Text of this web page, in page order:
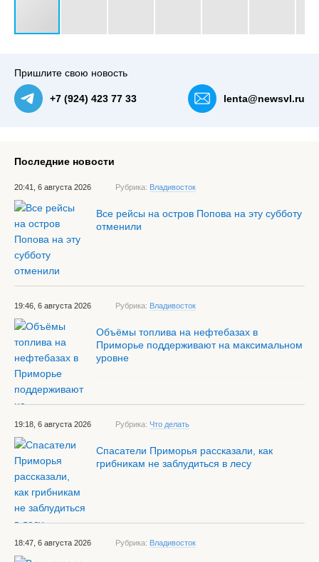
Пришлите свою новость
+7 (924) 423 77 33 lenta@newsvl.ru
Последние новости
20:41, 6 августа 2026 Рубрика: Владивосток
Все рейсы на остров Попова на эту субботу
отменили
19:46, 6 августа 2026 Рубрика: Владивосток
Объёмы топлива на нефтебазах в
Приморье поддерживают на максимальном
уровне
19:18, 6 августа 2026 Рубрика: Что делать
Спасатели Приморья рассказали, как
грибникам не заблудиться в лесу
18:47, 6 августа 2026 Рубрика: Владивосток